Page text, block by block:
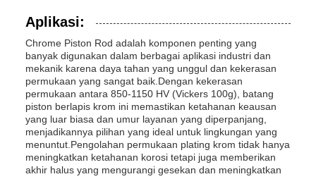
Aplikasi:
Chrome Piston Rod adalah komponen penting yang
banyak digunakan dalam berbagai aplikasi industri dan
mekanik karena daya tahan yang unggul dan kekerasan
permukaan yang sangat baik.Dengan kekerasan
permukaan antara 850-1150 HV (Vickers 100g), batang
piston berlapis krom ini memastikan ketahanan keausan
yang luar biasa dan umur layanan yang diperpanjang,
menjadikannya pilihan yang ideal untuk lingkungan yang
menuntut.Pengolahan permukaan plating krom tidak hanya
meningkatkan ketahanan korosi tetapi juga memberikan
akhir halus yang mengurangi gesekan dan meningkatkan